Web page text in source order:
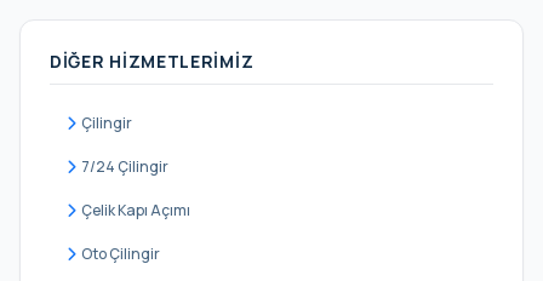
Menderes
Mimar Sinan
DIĞER HIZMETLERIMIZ
Çilingir
7/24 Çilingir
Çelik Kapı Açımı
Oto Çilingir